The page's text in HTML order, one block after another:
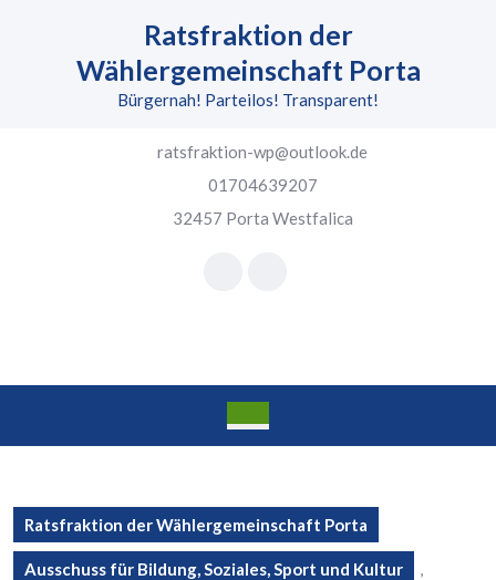
Ratsfraktion der
Wählergemeinschaft Porta
Bürgernah! Parteilos! Transparent!
ratsfraktion-wp@outlook.de
01704639207
32457 Porta Westfalica
Ratsfraktion der Wählergemeinschaft Porta
Ausschuss für Bildung, Soziales, Sport und Kultur ,